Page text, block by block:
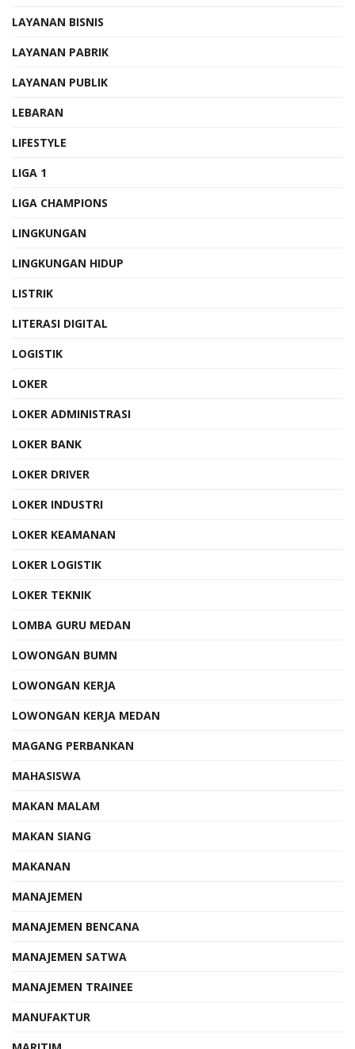
LAYANAN BISNIS
LAYANAN PABRIK
LAYANAN PUBLIK
LEBARAN
LIFESTYLE
LIGA 1
LIGA CHAMPIONS
LINGKUNGAN
LINGKUNGAN HIDUP
LISTRIK
LITERASI DIGITAL
LOGISTIK
LOKER
LOKER ADMINISTRASI
LOKER BANK
LOKER DRIVER
LOKER INDUSTRI
LOKER KEAMANAN
LOKER LOGISTIK
LOKER TEKNIK
LOMBA GURU MEDAN
LOWONGAN BUMN
LOWONGAN KERJA
LOWONGAN KERJA MEDAN
MAGANG PERBANKAN
MAHASISWA
MAKAN MALAM
MAKAN SIANG
MAKANAN
MANAJEMEN
MANAJEMEN BENCANA
MANAJEMEN SATWA
MANAJEMEN TRAINEE
MANUFAKTUR